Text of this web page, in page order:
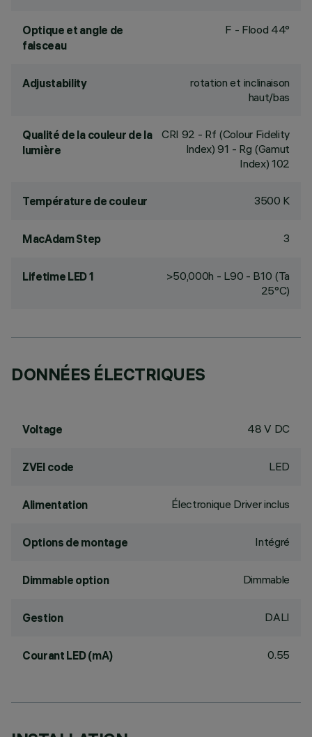
Optique et angle de
faisceau
F - Flood 44°
Adjustability
rotation et inclinaison
haut/bas
Qualité de la couleur de la
lumière
CRI 92 - Rf (Colour Fidelity
Index) 91 - Rg (Gamut
Index) 102
Température de couleur 3500 K
MacAdam Step 3
Lifetime LED 1
>50,000h - L90 - B10 (Ta
25°C)
DONNÉES ÉLECTRIQUES
Voltage 48 V DC
ZVEI code LED
Alimentation Électronique Driver inclus
Options de montage Intégré
Dimmable option Dimmable
Gestion DALI
Courant LED (mA) 0.55